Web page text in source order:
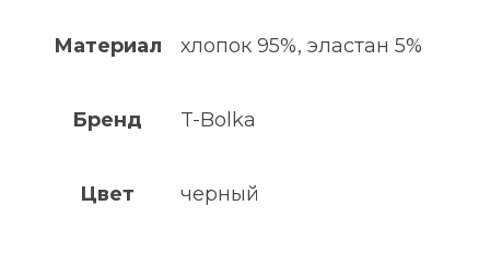
Материал хлопок 95%, эластан 5%
Бренд T-Bolka
Цвет черный